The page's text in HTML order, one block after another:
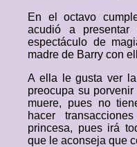
En el octavo
acudió a presentar
espectáculo de
madre de Barry con
A ella le gusta ver
preocupa su
muere, pues no
hacer
princesa, pues irá
que le aconseja que